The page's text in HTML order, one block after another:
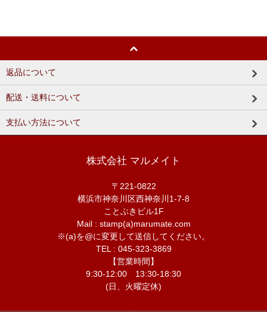
返品について
配送・送料について
支払い方法について
株式会社 マルメイト
〒221-0822
横浜市神奈川区西神奈川1-7-8
ことぶきビル1F
Mail : stamp(a)marumate.com
※(a)を@に変更して送信してください。
TEL : 045-323-3869
【営業時間】
9:30-12:00 13:30-18:30
(日、火曜定休)